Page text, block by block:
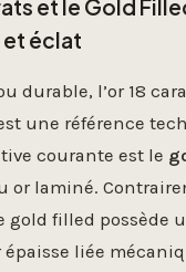
et le Gold
éclat
durable, l’or 18
une référence
courante est le
or laminé.
gold filled possède
épaisse liée